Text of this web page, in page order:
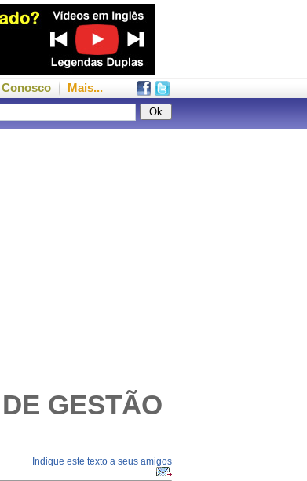
Conosco Mais...
GESTÃO
Indique este texto a seus amigos